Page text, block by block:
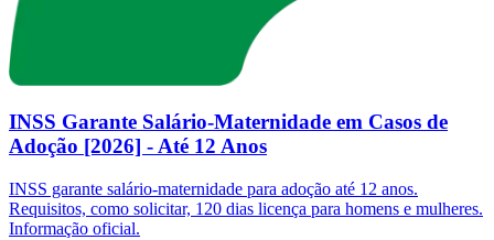
INSS Garante Salário-Maternidade em Casos de
Adoção [2026] - Até 12 Anos
INSS garante salário-maternidade para adoção até 12 anos.
Requisitos, como solicitar, 120 dias licença para homens e mulheres.
Informação oficial.